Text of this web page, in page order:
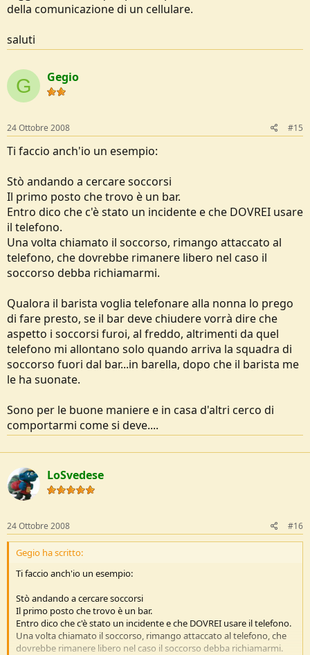
essere tenuto caldo e se non c’è un fornello o la possibilità di
abbracciandolo.
Poi se si riesce dargli da bere, magari roba calda e zuccherata .. ma
Questo è quello che venne fuori, come ho già detto è
Va detto che il gioco venne coordinato da tecnici del soccorso di
provata esperienza e quindi un minimo di senso dovrebbe averlo.
saluti
della comunicazione di un cellulare.
saluti
G Gegio
24 Ottobre 2008 #15
Ti faccio anch'io un esempio:
Stò andando a cercare soccorsi
Il primo posto che trovo è un bar.
Entro dico che c'è stato un incidente e che DOVREI usare
il telefono.
Una volta chiamato il soccorso, rimango attaccato al
telefono, che dovrebbe rimanere libero nel caso il
soccorso debba richiamarmi.
Qualora il barista voglia telefonare alla nonna lo prego
di fare presto, se il bar deve chiudere vorrà dire che
aspetto i soccorsi furoi, al freddo, altrimenti da quel
telefono mi allontano solo quando arriva la squadra di
soccorso fuori dal bar...in barella, dopo che il barista me
le ha suonate.
Sono per le buone maniere e in casa d'altri cerco di
comportarmi come si deve....
LoSvedese
24 Ottobre 2008 #16
Gegio ha scritto:
Ti faccio anch'io un esempio:
Stò andando a cercare soccorsi
Il primo posto che trovo è un bar.
Entro dico che c'è stato un incidente e che DOVREI usare il telefono.
Una volta chiamato il soccorso, rimango attaccato al telefono, che
dovrebbe rimanere libero nel caso il soccorso debba richiamarmi.